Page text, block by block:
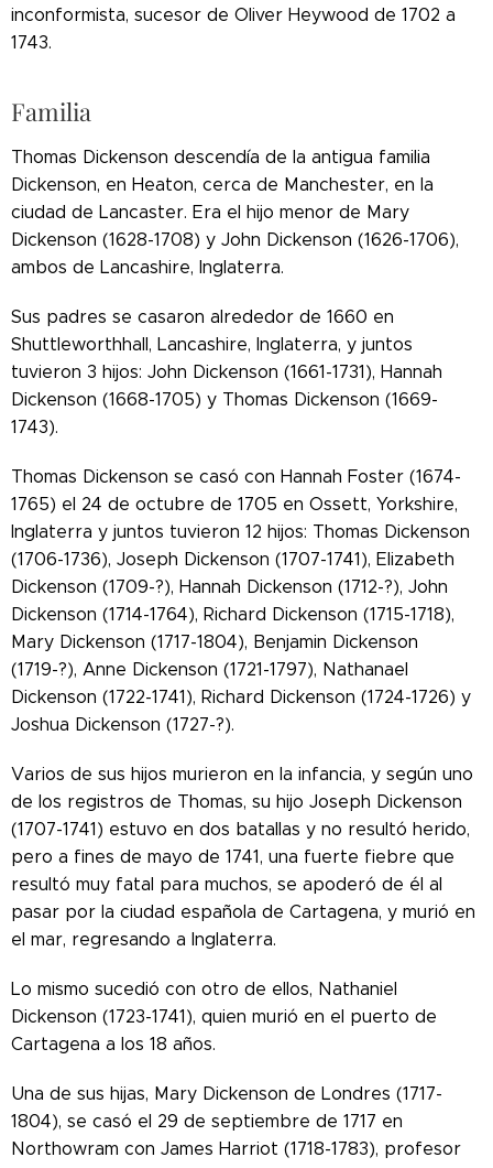
inconformista, sucesor de Oliver Heywood de 1702 a
1743.
Familia
Thomas Dickenson descendía de la antigua familia
Dickenson, en Heaton, cerca de Manchester, en la
ciudad de Lancaster. Era el hijo menor de Mary
Dickenson (1628-1708) y John Dickenson (1626-1706),
ambos de Lancashire, Inglaterra.
Sus padres se casaron alrededor de 1660 en
Shuttleworthhall, Lancashire, Inglaterra, y juntos
tuvieron 3 hijos: John Dickenson (1661-1731), Hannah
Dickenson (1668-1705) y Thomas Dickenson (1669-
1743).
Thomas Dickenson se casó con Hannah Foster (1674-
1765) el 24 de octubre de 1705 en Ossett, Yorkshire,
Inglaterra y juntos tuvieron 12 hijos: Thomas Dickenson
(1706-1736), Joseph Dickenson (1707-1741), Elizabeth
Dickenson (1709-?), Hannah Dickenson (1712-?), John
Dickenson (1714-1764), Richard Dickenson (1715-1718),
Mary Dickenson (1717-1804), Benjamin Dickenson
(1719-?), Anne Dickenson (1721-1797), Nathanael
Dickenson (1722-1741), Richard Dickenson (1724-1726) y
Joshua Dickenson (1727-?).
Varios de sus hijos murieron en la infancia, y según uno
de los registros de Thomas, su hijo Joseph Dickenson
(1707-1741) estuvo en dos batallas y no resultó herido,
pero a fines de mayo de 1741, una fuerte fiebre que
resultó muy fatal para muchos, se apoderó de él al
pasar por la ciudad española de Cartagena, y murió en
el mar, regresando a Inglaterra.
Lo mismo sucedió con otro de ellos, Nathaniel
Dickenson (1723-1741), quien murió en el puerto de
Cartagena a los 18 años.
Una de sus hijas, Mary Dickenson de Londres (1717-
1804), se casó el 29 de septiembre de 1717 en
Northowram con James Harriot (1718-1783), profesor